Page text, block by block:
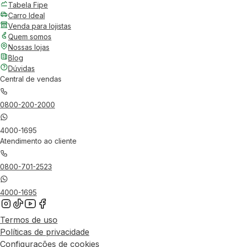
Tabela Fipe
Carro Ideal
Venda para lojistas
Quem somos
Nossas lojas
Blog
Dúvidas
Central de vendas
0800-200-2000
4000-1695
Atendimento ao cliente
0800-701-2523
4000-1695
Termos de uso
Políticas de privacidade
Configurações de cookies